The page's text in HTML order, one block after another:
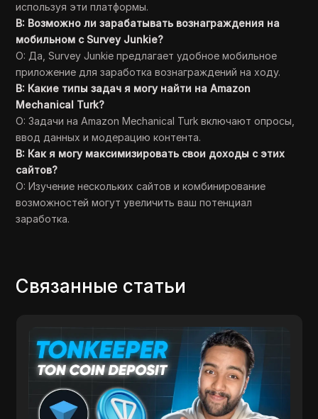
используя эти платформы.
В: Возможно ли зарабатывать вознаграждения на
мобильном с Survey Junkie?
О: Да, Survey Junkie предлагает удобное мобильное
приложение для заработка вознаграждений на ходу.
В: Какие типы задач я могу найти на Amazon
Mechanical Turk?
О: Задачи на Amazon Mechanical Turk включают опросы,
ввод данных и модерацию контента.
В: Как я могу максимизировать свои доходы с этих
сайтов?
О: Изучение нескольких сайтов и комбинирование
возможностей могут увеличить ваш потенциал
заработка.
Связанные статьи